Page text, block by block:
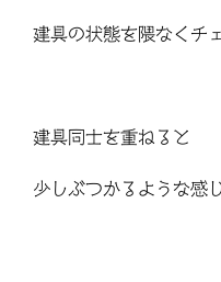
建具の状態を隈なくチ
建具同士を重ねると
少しぶつかるような感